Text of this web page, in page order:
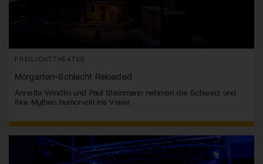
FREILICHTTHEATER
Morgarten-Schlacht Reloaded
Annette Windlin und Paul Steinmann nehmen die Schweiz und
ihre Mythen humorvoll ins Visier.